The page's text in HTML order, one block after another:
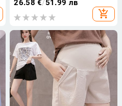
крачоли, къси панталони за
бременни, свободни къси
26.58 €/51.99 лв
add_shopping_cart